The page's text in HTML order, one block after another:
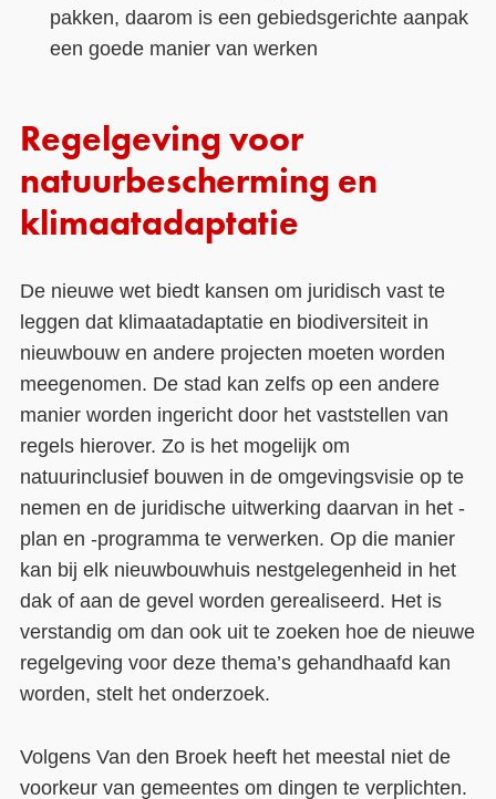
pakken, daarom is een gebiedsgerichte aanpak
een goede manier van werken
Regelgeving voor
natuurbescherming en
klimaatadaptatie
De nieuwe wet biedt kansen om juridisch vast te
leggen dat klimaatadaptatie en biodiversiteit in
nieuwbouw en andere projecten moeten worden
meegenomen. De stad kan zelfs op een andere
manier worden ingericht door het vaststellen van
regels hierover. Zo is het mogelijk om
natuurinclusief bouwen in de omgevingsvisie op te
nemen en de juridische uitwerking daarvan in het -
plan en -programma te verwerken. Op die manier
kan bij elk nieuwbouwhuis nestgelegenheid in het
dak of aan de gevel worden gerealiseerd. Het is
verstandig om dan ook uit te zoeken hoe de nieuwe
regelgeving voor deze thema’s gehandhaafd kan
worden, stelt het onderzoek.
Volgens Van den Broek heeft het meestal niet de
voorkeur van gemeentes om dingen te verplichten.